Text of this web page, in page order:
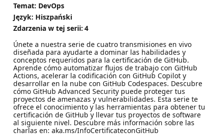
Temat: DevOps
Język: Hiszpański
Zdarzenia w tej serii: 4
Únete a nuestra serie de cuatro transmisiones en vivo
diseñada para ayudarte a dominar las habilidades y
conceptos requeridos para la certificación de GitHub.
Aprende cómo automatizar flujos de trabajo con GitHub
Actions, acelerar la codificación con GitHub Copilot y
desarrollar en la nube con GitHub Codespaces. Descubre
cómo GitHub Advanced Security puede proteger tus
proyectos de amenazas y vulnerabilidades. Esta serie te
ofrece el conocimiento y las herramientas para obtener tu
certificación de GitHub y llevar tus proyectos de software
al siguiente nivel. Descubre más información sobre las
charlas en: aka.ms/InfoCertificateconGitHub